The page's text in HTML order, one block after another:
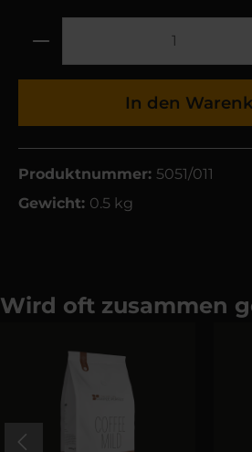
In den
Produktnummer: 5051/011
Gewicht: 0.5 kg
Wird oft zusammen